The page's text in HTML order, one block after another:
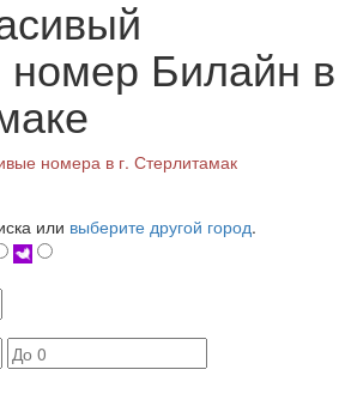
номер Билайн в
номера в г. Стерлитамак
или выберите другой город.